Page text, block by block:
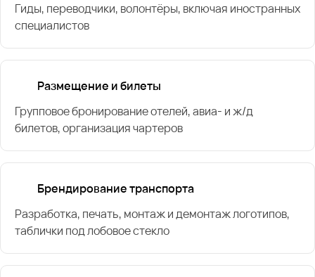
Гиды, переводчики, волонтёры, включая иностранных
специалистов
Размещение и билеты
Групповое бронирование отелей, авиа- и ж/д
билетов, организация чартеров
Брендирование транспорта
Разработка, печать, монтаж и демонтаж логотипов,
таблички под лобовое стекло